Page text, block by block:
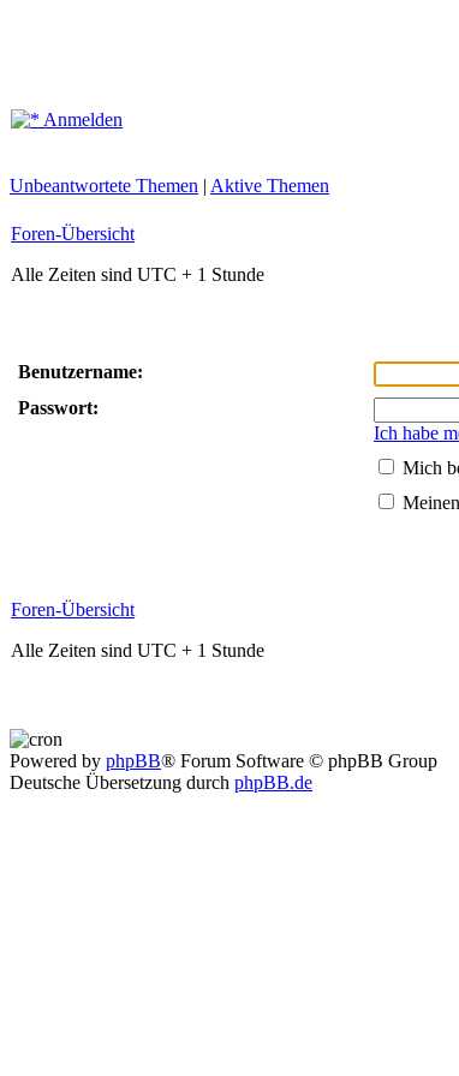
Anmelden
Unbeantwortete Themen | Aktive Themen
Foren-Übersicht
Alle Zeiten sind UTC + 1 Stunde
Benutzername:
Passwort:
Ich habe
Mich
Foren-Übersicht
Alle Zeiten sind UTC + 1 Stunde
Powered by phpBB® Forum Software © phpBB Group
Deutsche Übersetzung durch phpBB.de